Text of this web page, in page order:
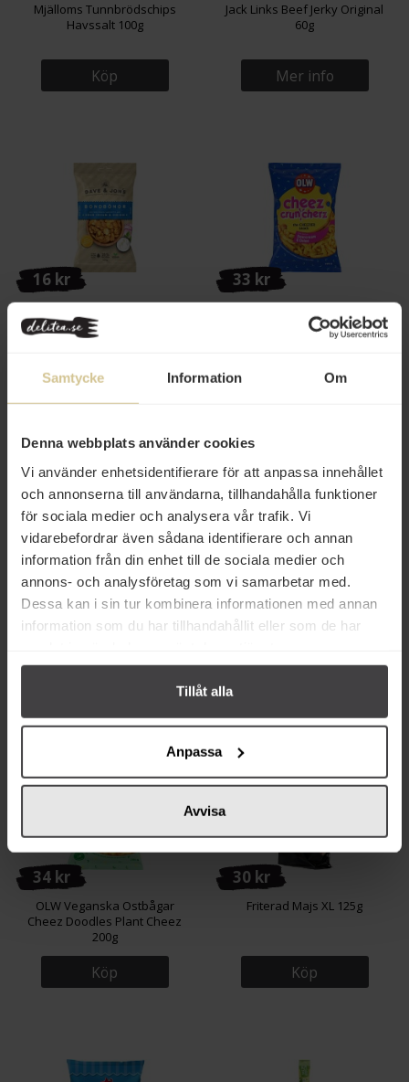
Samtycke Information Om
Denna webbplats använder cookies
Vi använder enhetsidentifierare för att anpassa innehållet
och annonserna till användarna, tillhandahålla funktioner
för sociala medier och analysera vår trafik. Vi
vidarebefordrar även sådana identifierare och annan
information från din enhet till de sociala medier och
annons- och analysföretag som vi samarbetar med.
Dessa kan i sin tur kombinera informationen med annan
information som du har tillhandahållit eller som de har
Tillåt alla
Anpassa
Avvisa
Mjälloms Tunnbrödschips
Havssalt 100g
Köp
Jack Links Beef Jerky Original
60g
Mer info
16 kr
Dave & Jon's Bondbönor
Rostade Sourcream & Onion
100g
Köp
33 kr
OLW Cheez Cruncherz
Sourcream & Onion Ostbågar
46 kr
Chili Klaus Chips Trinidad
Scorpion Butch T 150g
30 kr
Herr's Jalapeño Poppers
Cheese Curls 113g
34 kr
OLW Veganska Ostbågar
Cheez Doodles Plant Cheez
200g
Köp
30 kr
Friterad Majs XL 125g
Köp